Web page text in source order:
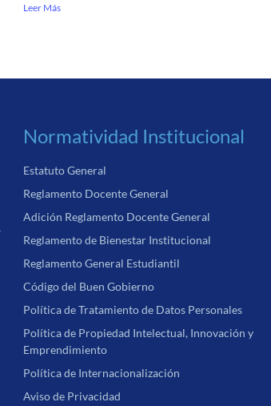
Leer Más
Normatividad Institucional
Estatuto General
Reglamento Docente General
Adición Reglamento Docente General
Reglamento de Bienestar Institucional
Reglamento General Estudiantil
Código del Buen Gobierno
Política de Tratamiento de Datos Personales
Política de Propiedad Intelectual, Innovación y
Emprendimiento
Política de Internacionalización
Aviso de Privacidad